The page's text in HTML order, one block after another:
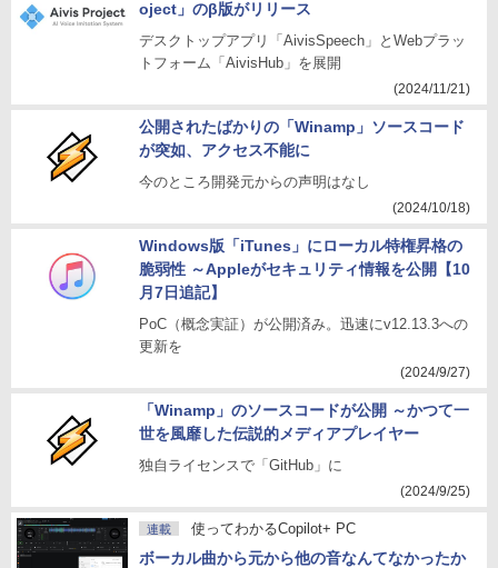
oject」のβ版がリリース
デスクトップアプリ「AivisSpeech」とWebプラッ
トフォーム「AivisHub」を展開
(2024/11/21)
公開されたばかりの「Winamp」ソースコード
が突如、アクセス不能に
今のところ開発元からの声明はなし
(2024/10/18)
Windows版「iTunes」にローカル特権昇格の
脆弱性 ～Appleがセキュリティ情報を公開【10
月7日追記】
PoC（概念実証）が公開済み。迅速にv12.13.3への
更新を
(2024/9/27)
「Winamp」のソースコードが公開 ～かつて一
世を風靡した伝説的メディアプレイヤー
独自ライセンスで「GitHub」に
(2024/9/25)
連載 使ってわかるCopilot+ PC
ボーカル曲から元から他の音なんてなかったか